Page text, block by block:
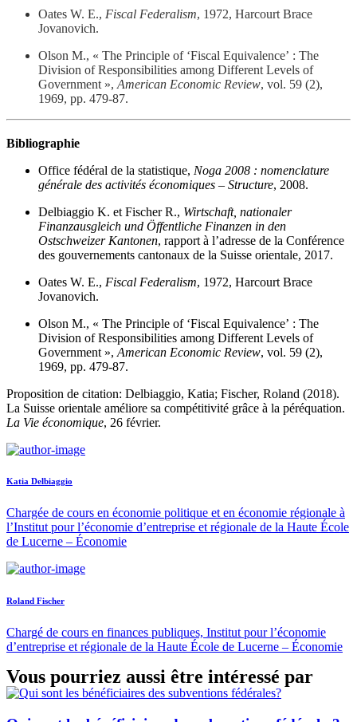
Oates W. E., Fiscal Federalism, 1972, Harcourt Brace
Jovanovich.
Olson M., « The Principle of ‘Fiscal Equivalence’ : The
Division of Responsibilities among Different Levels of
Government », American Economic Review, vol. 59 (2),
1969, pp. 479-87.
Bibliographie
Office fédéral de la statistique, Noga 2008 : nomenclature
générale des activités économiques – Structure, 2008.
Delbiaggio K. et Fischer R., Wirtschaft, nationaler
Finanzausgleich und Öffentliche Finanzen in den
Ostschweizer Kantonen, rapport à l’adresse de la Conférence
des gouvernements cantonaux de la Suisse orientale, 2017.
Oates W. E., Fiscal Federalism, 1972, Harcourt Brace
Jovanovich.
Olson M., « The Principle of ‘Fiscal Equivalence’ : The
Division of Responsibilities among Different Levels of
Government », American Economic Review, vol. 59 (2),
1969, pp. 479-87.
Proposition de citation: Delbiaggio, Katia; Fischer, Roland (2018).
La Suisse orientale améliore sa compétitivité grâce à la péréquation.
La Vie économique, 26 février.
Katia Delbiaggio
Chargée de cours en économie politique et en économie régionale à
l’Institut pour l’économie d’entreprise et régionale de la Haute École
de Lucerne – Économie
Roland Fischer
Chargé de cours en finances publiques, Institut pour l’économie
d’entreprise et régionale de la Haute École de Lucerne – Économie
Vous pourriez aussi être intéressé par